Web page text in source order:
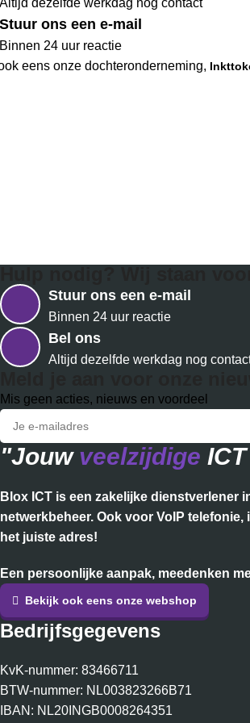
Altijd dezelfde werkdag nog contact
Stuur ons een e-mail
Binnen 24 uur reactie
eens onze dochteronderneming,
Stuur ons een e-mail
Binnen 24 uur reactie
Bel ons
Altijd dezelfde werkdag nog
Mis geen acties, nieuws en voordeel
"Jouw veelzijdige
Blox ICT is een zakelijke dienstverlener
netwerkbeheer. Ook voor VoIP
het juiste adres!
Een persoonlijke aanpak, meedenken
Bekijk ook eens onze webshop
Bedrijfsgegevens
KvK-nummer: 83466711
BTW-nummer: NL003823266B71
IBAN: NL20INGB0008264351